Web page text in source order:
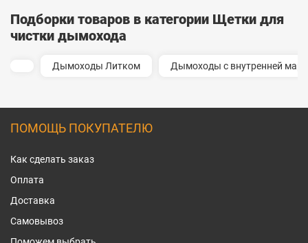
Подборки товаров в категории Щетки для
чистки дымохода
Дымоходы Литком Дымоходы с внутренней
ПОМОЩЬ ПОКУПАТЕЛЮ
Как сделать заказ
Оплата
Доставка
Самовывоз